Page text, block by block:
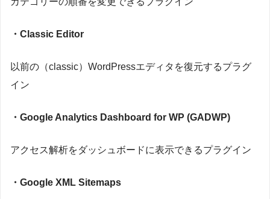
・Classic Editor
以前の（classic）WordPressエディタを復元するプラグ
イン
・Google Analytics Dashboard for WP (GADWP)
アクセス解析をダッシュボードに表示できるプラグイン
・Google XML Sitemaps